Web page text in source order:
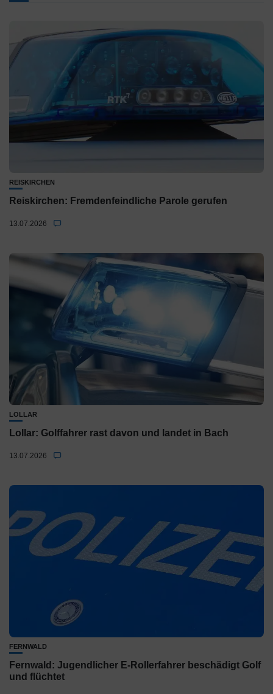
REISKIRCHEN
Reiskirchen: Fremdenfeindliche Parole gerufen
13.07.2026
LOLLAR
Lollar: Golffahrer rast davon und landet in Bach
13.07.2026
FERNWALD
Fernwald: Jugendlicher E-Rollerfahrer beschädigt Golf
und flüchtet